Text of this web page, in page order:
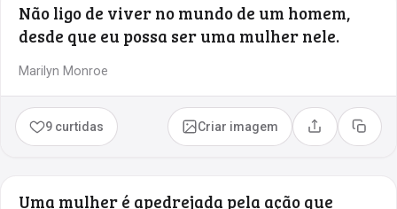
Não ligo de viver no mundo de um homem,
desde que eu possa ser uma mulher nele.
Marilyn Monroe
9 curtidas Criar imagem Compartilhar
Copiar
Uma mulher é apedrejada pela ação que